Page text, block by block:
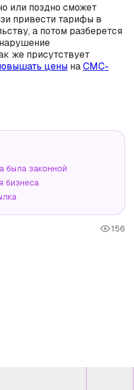
или поздно сможет
привести тарифы в
а потом разберется
же присутствует
цены наСМС-
была законной
бизнеса
156